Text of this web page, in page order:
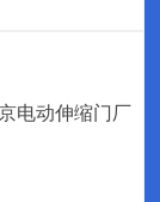
电动伸缩门厂